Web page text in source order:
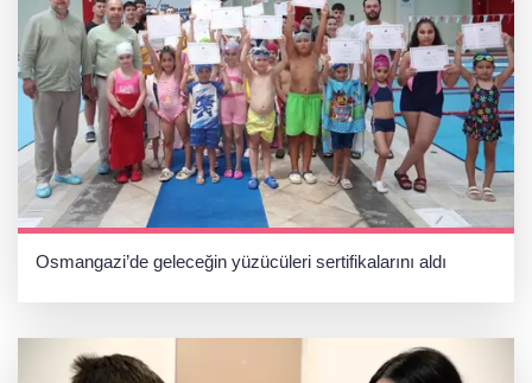
Osmangazi’de geleceğin yüzücüleri sertifikalarını aldı